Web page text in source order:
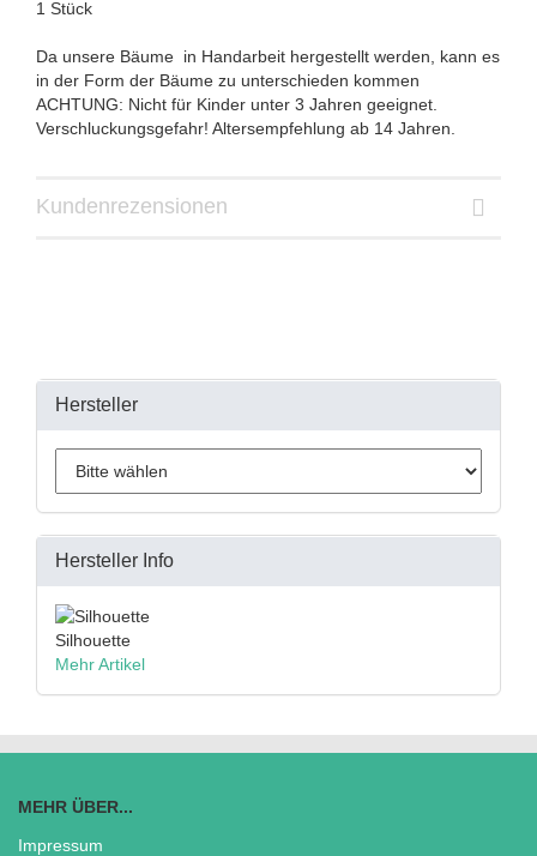
1 Stück
Da unsere Bäume in Handarbeit hergestellt werden, kann es
in der Form der Bäume zu unterschieden kommen
ACHTUNG: Nicht für Kinder unter 3 Jahren geeignet.
Verschluckungsgefahr! Altersempfehlung ab 14 Jahren.
Kundenrezensionen
Hersteller
Hersteller Info
Silhouette
Mehr Artikel
MEHR ÜBER...
Impressum